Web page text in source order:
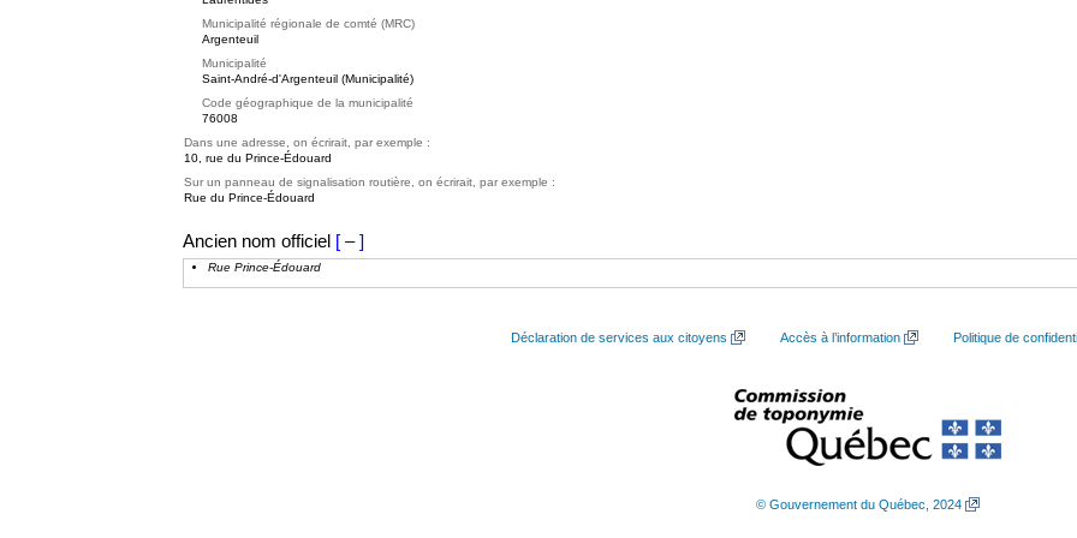
Municipalité régionale de comté (MRC)
Argenteuil
Municipalité
Saint-André-d'Argenteuil (Municipalité)
Code géographique de la municipalité
76008
Dans une adresse, on écrirait, par exemple :
10, rue du Prince-Édouard
Sur un panneau de signalisation routière, on écrirait, par exemple :
Rue du Prince-Édouard
Ancien nom officiel [ – ]
Rue Prince-Édouard
Déclaration de services aux citoyens Accès à l’information Politique de
© Gouvernement du Québec, 2024